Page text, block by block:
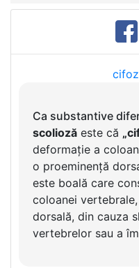
Ca substantive
scoliozăeste că
deformație a
o proeminență
este boală care
coloanei
dorsală, din cauza
vertebrelor sau a